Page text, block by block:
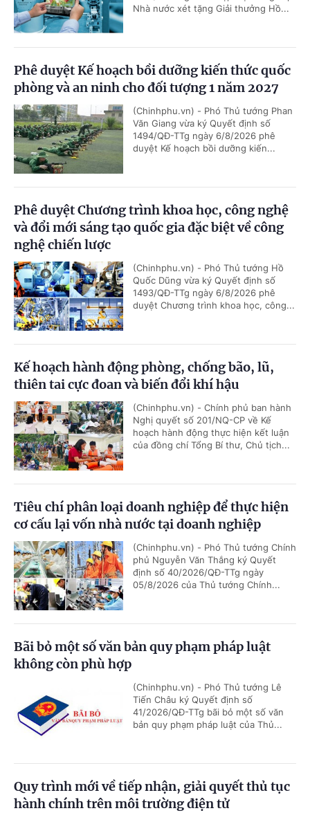
Nhà nước xét tặng Giải thưởng Hồ...
Phê duyệt Kế hoạch bồi dưỡng kiến thức quốc
phòng và an ninh cho đối tượng 1 năm 2027
(Chinhphu.vn) - Phó Thủ tướng Phan
Văn Giang vừa ký Quyết định số
1494/QĐ-TTg ngày 6/8/2026 phê
duyệt Kế hoạch bồi dưỡng kiến...
Phê duyệt Chương trình khoa học, công nghệ
và đổi mới sáng tạo quốc gia đặc biệt về công
nghệ chiến lược
(Chinhphu.vn) - Phó Thủ tướng Hồ
Quốc Dũng vừa ký Quyết định số
1493/QĐ-TTg ngày 6/8/2026 phê
duyệt Chương trình khoa học, công...
Kế hoạch hành động phòng, chống bão, lũ,
thiên tai cực đoan và biến đổi khí hậu
(Chinhphu.vn) - Chính phủ ban hành
Nghị quyết số 201/NQ-CP về Kế
hoạch hành động thực hiện kết luận
của đồng chí Tổng Bí thư, Chủ tịch...
Tiêu chí phân loại doanh nghiệp để thực hiện
cơ cấu lại vốn nhà nước tại doanh nghiệp
(Chinhphu.vn) - Phó Thủ tướng Chính
phủ Nguyễn Văn Thắng ký Quyết
định số 40/2026/QĐ-TTg ngày
05/8/2026 của Thủ tướng Chính...
Bãi bỏ một số văn bản quy phạm pháp luật
không còn phù hợp
(Chinhphu.vn) - Phó Thủ tướng Lê
Tiến Châu ký Quyết định số
41/2026/QĐ-TTg bãi bỏ một số văn
bản quy phạm pháp luật của Thủ...
Quy trình mới về tiếp nhận, giải quyết thủ tục
hành chính trên môi trường điện tử